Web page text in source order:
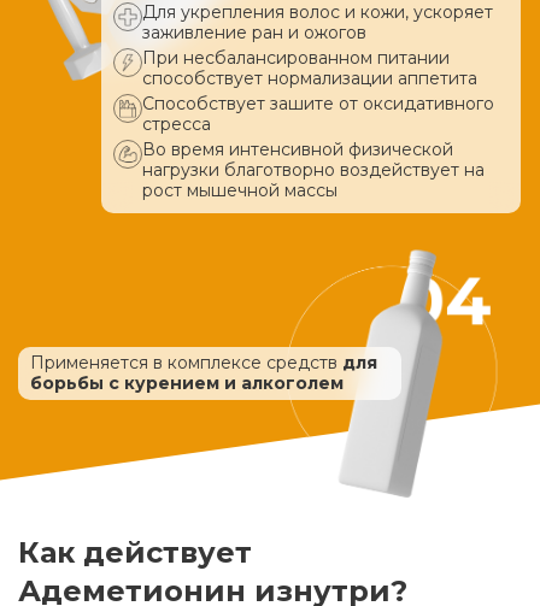
Для укрепления волос и кожи, ускоряет
заживление ран и ожогов
При несбалансированном питании
способствует нормализации аппетита
Способствует зашите от оксидативного
стресса
Во время интенсивной физической
нагрузки благотворно воздействует на
рост мышечной массы
Применяется в комплексе средств для
борьбы с курением и алкоголем
Как действует
Адеметионин изнутри?